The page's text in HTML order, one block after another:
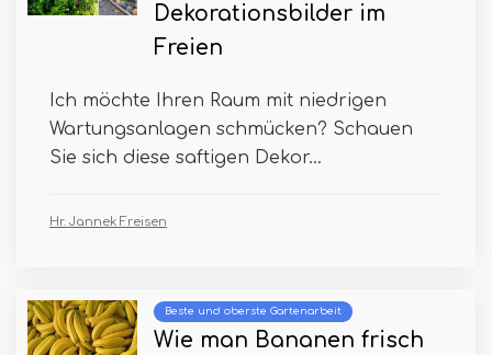
Dekorationsbilder im
Freien
Ich möchte Ihren Raum mit niedrigen
Wartungsanlagen schmücken? Schauen
Sie sich diese saftigen Dekor...
Hr. Jannek Freisen
Beste und oberste Gartenarbeit
Wie man Bananen frisch